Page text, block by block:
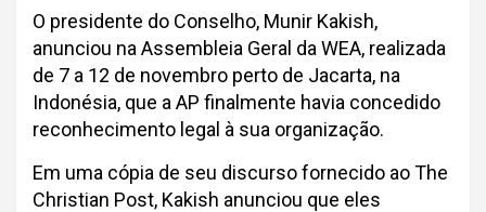
O presidente do Conselho, Munir Kakish,
anunciou na Assembleia Geral da WEA, realizada
de 7 a 12 de novembro perto de Jacarta, na
Indonésia, que a AP finalmente havia concedido
reconhecimento legal à sua organização.
Em uma cópia de seu discurso fornecido ao The
Christian Post, Kakish anunciou que eles